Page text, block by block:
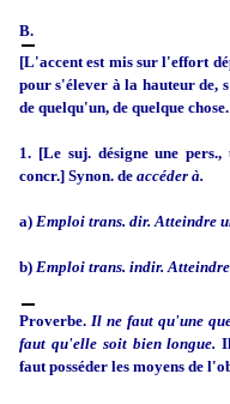
B.
[L'accent est mis sur l'effort
pour s'élever à la hauteur de,
de quelqu'un, de quelque chose.
1. [Le suj. désigne une
concr.] Synon. de accéder à.
a) Emploi trans. dir. Atteindre
b) Emploi trans. indir.
Proverbe.Il ne faut qu'une
faut qu'elle soit bien longue.
faut posséder les moyens de